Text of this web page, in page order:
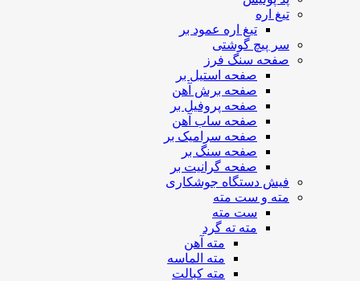
تیغ اره
تیغ اره عمود بر
سر پیچ گوشتی
صفحه سنگ فرز
صفحه استیل بر
صفحه برش آهن
صفحه پروفیل بر
صفحه ساب آهن
صفحه سرامیک بر
صفحه سنگ بر
صفحه گرانیت بر
فیش دستگاه جوشکاری
مته و ست مته
ست مته
مته ته گرد
مته آهن
مته الماسه
مته کبالت